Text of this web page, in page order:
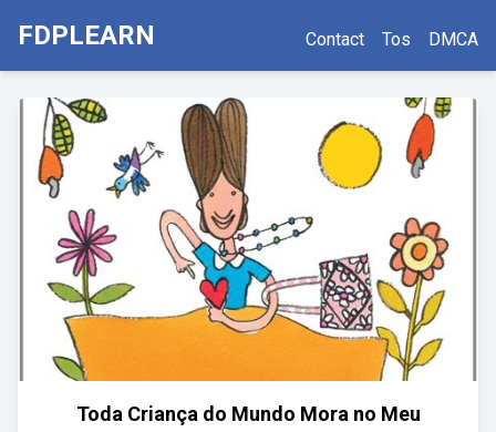
FDPLEARN Contact Tos DMCA
Toda Criança do Mundo Mora no Meu